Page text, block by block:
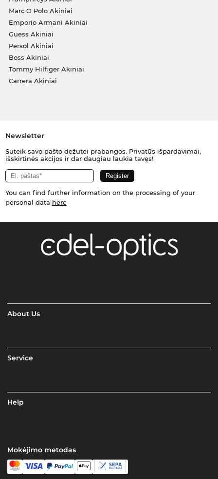
Marc O Polo Akiniai
Emporio Armani Akiniai
Guess Akiniai
Persol Akiniai
Boss Akiniai
Tommy Hilfiger Akiniai
Carrera Akiniai
Newsletter
Suteik savo pašto dėžutei prabangos. Privatūs išpardavimai,
išskirtinės akcijos ir dar daugiau laukia tavęs!
You can find further information on the processing of your
personal data here
About Us
Service
Help
Mokėjimo metodas